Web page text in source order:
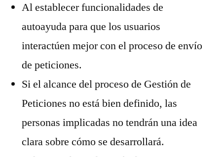
Al establecer funcionalidades de
autoayuda para que los usuarios
interactúen mejor con el proceso de envío
de peticiones.
Si el alcance del proceso de Gestión de
Peticiones no está bien definido, las
personas implicadas no tendrán una idea
clara sobre cómo se desarrollará.